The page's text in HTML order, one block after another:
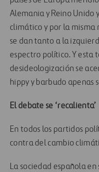
Alemania y Reino Unido
climático y por la misma
se dan tanto a la
espectro político. Y esta
desideologización se
hippy y barbudo apenas
El debate se ‘recalienta’
En todos los partidos
contra del cambio
La sociedad española